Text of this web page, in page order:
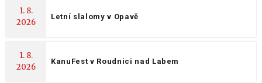
1. 8.
2026
Letní slalomy v Opavě
1. 8.
2026
KanuFest v Roudnici nad Labem